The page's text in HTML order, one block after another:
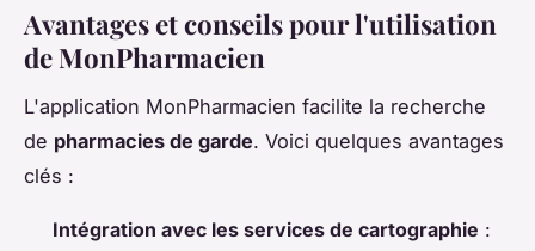
Avantages et conseils pour l'utilisation
de MonPharmacien
L'application MonPharmacien facilite la recherche
de pharmacies de garde. Voici quelques avantages
clés :
Intégration avec les services de cartographie :